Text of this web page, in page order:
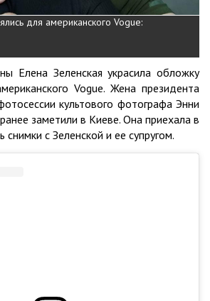
для американского Vogue:
Елена Зеленская украсила обложку
Vogue. Жена президента
культового фотографа Энни
заметили в Киеве. Она приехала в
с Зеленской и ее супругом.